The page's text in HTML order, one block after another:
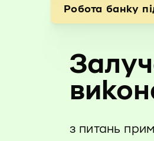
Робота банку
з питань